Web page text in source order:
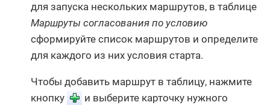
для запуска нескольких маршрутов, в таблице
Маршруты согласования по условию
сформируйте список маршрутов и определите
для каждого из них условия старта.
Чтобы добавить маршрут в таблицу, нажмите
кнопку
и выберите карточку нужного